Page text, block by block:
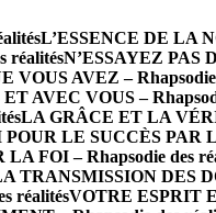
L’ESSENCE DE LA
réalitésN’ESSAYEZ PAS
VOUS AVEZ – Rhapsodie
AVEC VOUS –
LA GRÂCE ET LA
LE SUCCÈS PAR
FOI – Rhapsodie des
TRANSMISSION DES
réalitésVOTRE ESPRIT